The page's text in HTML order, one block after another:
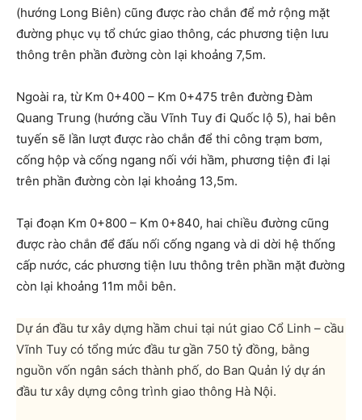
(hướng Long Biên) cũng được rào chắn để mở rộng mặt
đường phục vụ tổ chức giao thông, các phương tiện lưu
thông trên phần đường còn lại khoảng 7,5m.
Ngoài ra, từ Km 0+400 – Km 0+475 trên đường Đàm
Quang Trung (hướng cầu Vĩnh Tuy đi Quốc lộ 5), hai bên
tuyến sẽ lần lượt được rào chắn để thi công trạm bơm,
cống hộp và cống ngang nối với hầm, phương tiện đi lại
trên phần đường còn lại khoảng 13,5m.
Tại đoạn Km 0+800 – Km 0+840, hai chiều đường cũng
được rào chắn để đấu nối cống ngang và di dời hệ thống
cấp nước, các phương tiện lưu thông trên phần mặt đường
còn lại khoảng 11m mỗi bên.
Dự án đầu tư xây dựng hầm chui tại nút giao Cổ Linh – cầu
Vĩnh Tuy có tổng mức đầu tư gần 750 tỷ đồng, bằng
nguồn vốn ngân sách thành phố, do Ban Quản lý dự án
đầu tư xây dựng công trình giao thông Hà Nội.